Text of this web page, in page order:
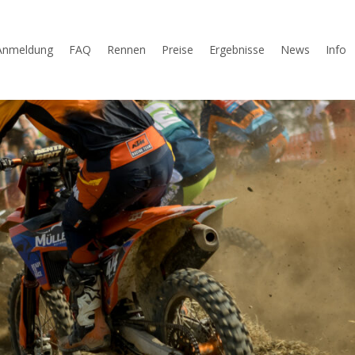
FAQ Rennen Preise Ergebnisse News Info